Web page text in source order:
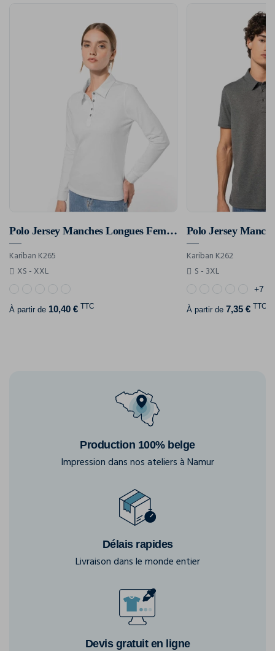
Polo Jersey Manches Longues Femme
Kariban K265
XS - XXL
À partir de 10,40 € TTC
Kariban K262
S - 3XL
+7
À partir de 7,35 € TTC
Production 100% belge
Impression dans nos ateliers à Namur
Délais rapides
Livraison dans le monde entier
Devis gratuit en ligne